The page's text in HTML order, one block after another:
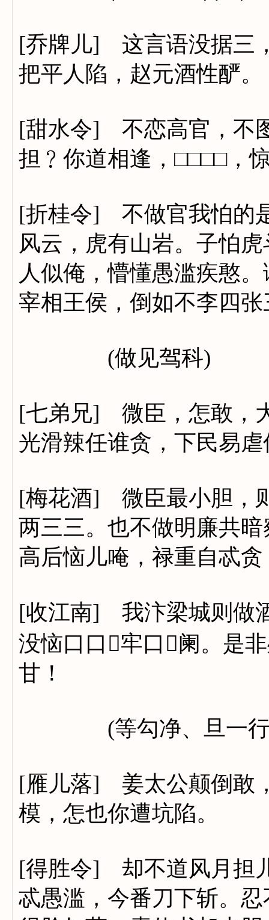
[乔牌儿] 这言语没据三
把平人陷，赵元酒性酽。
[甜水令] 不恋高官，不
担﹖你道相逢，□□□□，
[折桂令] 不做官我怕的
风云，虎有山岩。子怕
人似俺，懵懂愚滥疾憨
宰相王侯，倒如不李四张
(做见驾科)
[七弟兄] 微臣，怎敢，
光滑辣任谁贪，下民易
[梅花酒] 微臣最小胆，
两三三。也不做明廉共
高后恼儿唵，禄重自忒贪
[收江南] 我汴梁城则做
没恼口口牢口阑。是
甘！
(等勾净、旦一行
[雁儿落] 姜太公颠倒敢
模，怎也你遭坑陷。
[得胜令] 却不道风月担
忒愚滥，今番刀下斩。